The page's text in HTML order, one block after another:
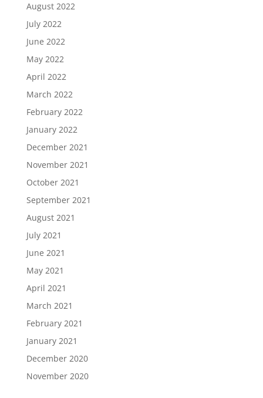
August 2022
July 2022
June 2022
May 2022
April 2022
March 2022
February 2022
January 2022
December 2021
November 2021
October 2021
September 2021
August 2021
July 2021
June 2021
May 2021
April 2021
March 2021
February 2021
January 2021
December 2020
November 2020